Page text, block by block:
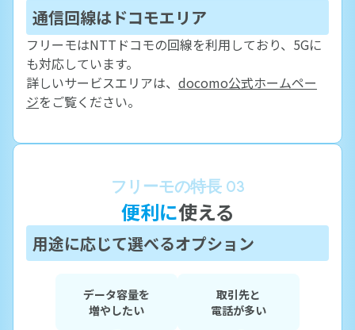
通信回線はドコモエリア
フリーモはNTTドコモの回線を利用しており、5Gに
も対応しています。
詳しいサービスエリアは、 docomo公式ホームペー
ジをご覧ください。
フリーモの特長 03
便利に使える
用途に応じて選べるオプション
データ容量を
増やしたい
取引先と
電話が多い